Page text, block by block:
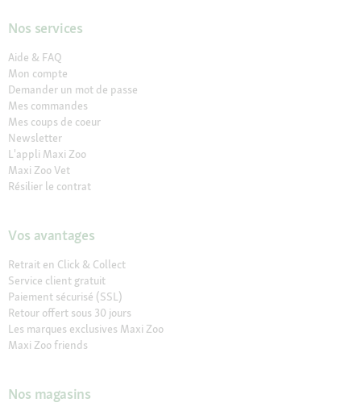
Nos services
Aide & FAQ
Mon compte
Demander un mot de passe
Mes commandes
Mes coups de coeur
Newsletter
L'appli Maxi Zoo
Maxi Zoo Vet
Résilier le contrat
Vos avantages
Retrait en Click & Collect
Service client gratuit
Paiement sécurisé (SSL)
Retour offert sous 30 jours
Les marques exclusives Maxi Zoo
Maxi Zoo friends
Nos magasins